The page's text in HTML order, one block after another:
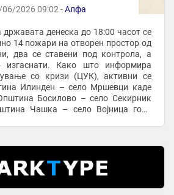
06/2026 09:02 -Алфа
државата денеска до 18:00 часот се
14 пожари на отворен простор од
два се ставени под контрола, а
изгаснати. Како што информира
со кризи (ЦУК), активни се
Илинден – село Мршевци каде
Босилово – село Секирник
Чашка – село Војница гори